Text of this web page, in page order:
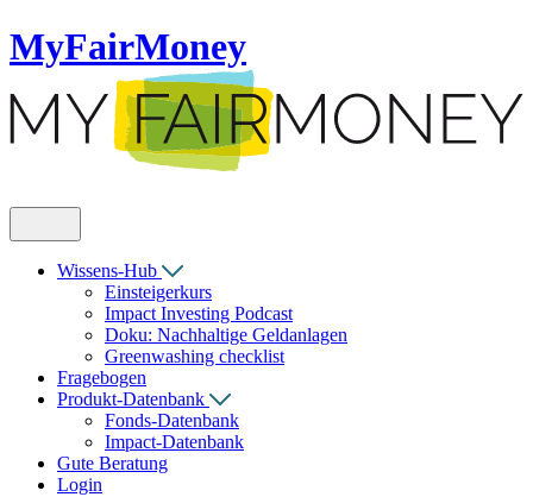
MyFairMoney
Wissens-Hub
Einsteigerkurs
Impact Investing Podcast
Doku: Nachhaltige Geldanlagen
Greenwashing checklist
Fragebogen
Produkt-Datenbank
Fonds-Datenbank
Impact-Datenbank
Gute Beratung
Login